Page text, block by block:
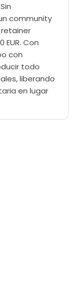
community
Con
con
todo
liberando
en lugar